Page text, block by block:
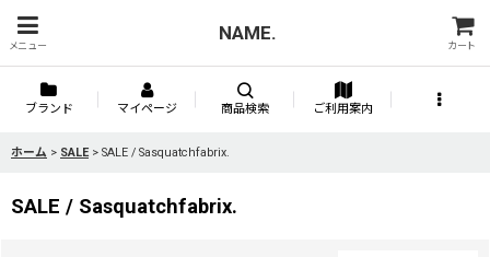
メニュー
NAME.
カート
ブランド マイページ 商品検索 ご利用案内
ホーム > SALE > SALE / Sasquatchfabrix.
SALE / Sasquatchfabrix.